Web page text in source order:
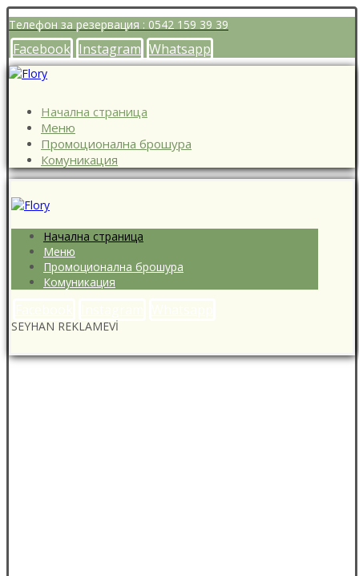
Телефон за резервация : 0542 159 39 39
Facebook Instagram Whatsapp
Начална страница
Меню
Промоционална брошура
Комуникация
Начална страница
Меню
Промоционална брошура
Комуникация
SEYHAN REKLAMEVİ